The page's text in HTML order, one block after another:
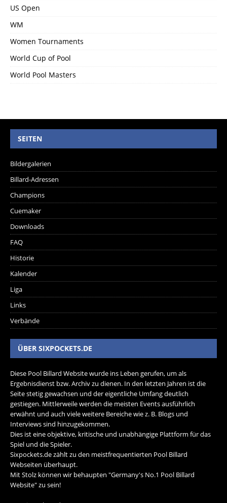
US Open
WM
Women Tournaments
World Cup of Pool
World Pool Masters
SEITEN
Bildergalerien
Billard-Adressen
Champions
Cuemaker
Downloads
FAQ
Historie
Kalender
Liga
Links
Verbände
ÜBER SIXPOCKETS.DE
Diese Pool Billard Website wurde ins Leben gerufen, um als
Ergebnisdienst bzw. Archiv zu dienen. In den letzten Jahren ist die
Seite stetig gewachsen und der eigentliche Umfang deutlich
gestiegen. Mittlerweile werden die meisten Events ausführlich
erwähnt und auch viele weitere Bereiche wie z. B. Blogs und
Interviews sind hinzugekommen.
Dies ist eine objektive, kritische und unabhängige Plattform für das
Spiel und die Spieler.
Sixpockets.de zählt zu den meistfrequentierten Pool Billard
Webseiten überhaupt.
Mit Stolz können wir behaupten "Germany's No.1 Pool Billard
Website" zu sein!